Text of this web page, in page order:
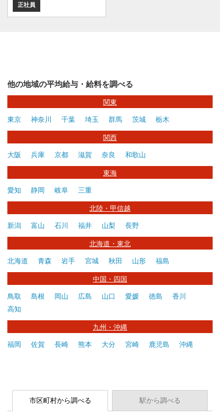
正社員
他の地域の平均給与・給料を調べる
関東
東京 神奈川 千葉 埼玉 群馬 茨城 栃木
関西
大阪 兵庫 京都 滋賀 奈良 和歌山
東海
愛知 静岡 岐阜 三重
北陸・甲信越
新潟 富山 石川 福井 山梨 長野
北海道・東北
北海道 青森 岩手 宮城 秋田 山形 福島
中国・四国
鳥取 島根 岡山 広島 山口 愛媛 徳島
香川
高知
九州・沖縄
福岡 佐賀 長崎 熊本 大分 宮崎 鹿児島 沖縄
市区町村から調べる 駅から調べる